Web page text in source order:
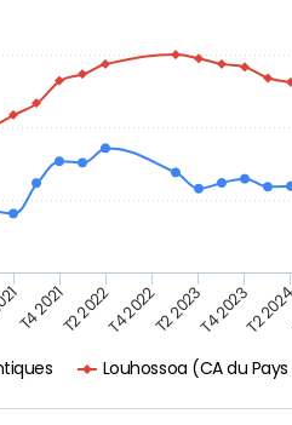
Louhossoa (CA du
T4 2021T2 2022T4 2022T2 2023T4 2023T2